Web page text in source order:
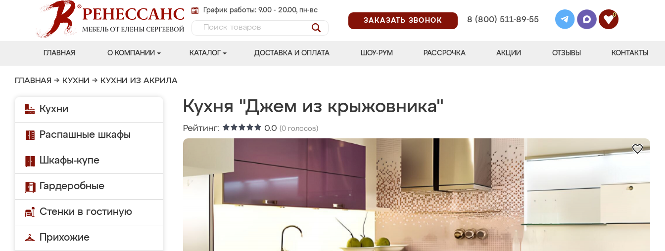
График работы: 9.00 - 20.00, пн-вс
ЗАКАЗАТЬ ЗВОНОК
8 (800) 511-89-55
0
ГЛАВНАЯ О КОМПАНИИ КАТАЛОГ ДОСТАВКА И ОПЛАТА ШОУ-РУМ РАССРОЧКА АКЦИИ ОТЗЫВЫ КОНТАКТЫ
ГЛАВНАЯ → КУХНИ → КУХНИ ИЗ АКРИЛА
Кухни
Распашные шкафы
Шкафы-купе
Гардеробные
Стенки в гостиную
Прихожие
Кухня "Джем из крыжовника"
Рейтинг: 0.0 (0 голосов)